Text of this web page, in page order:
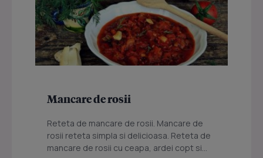
Mancare de rosii
Reteta de mancare de rosii. Mancare de
rosii reteta simpla si delicioasa. Reteta de
mancare de rosii cu ceapa, ardei copt si...